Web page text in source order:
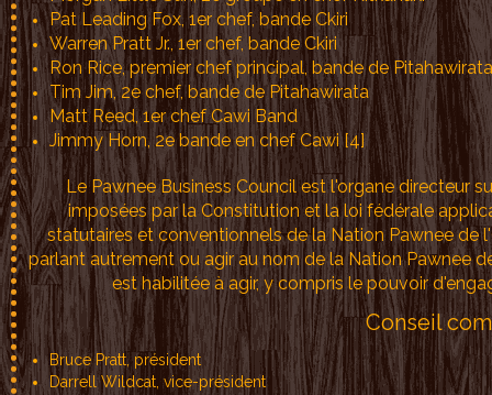
Pat Leading Fox, 1er chef, bande Ckiri
Warren Pratt Jr., 1er chef, bande Ckiri
Ron Rice, premier chef principal, bande de Pitahawirata
Tim Jim, 2e chef, bande de Pitahawirata
Matt Reed, 1er chef Cawi Band
Jimmy Horn, 2e bande en chef Cawi [4]
Le Pawnee Business Council est l'organe directeur
imposées par la Constitution et la loi fédérale
statutaires et conventionnels de la Nation Pawnee
parlant autrement ou agir au nom de la Nation Pawnee
est habilitée à agir, y compris le pouvoir
Conseil
Bruce Pratt, président
Darrell Wildcat, vice-président